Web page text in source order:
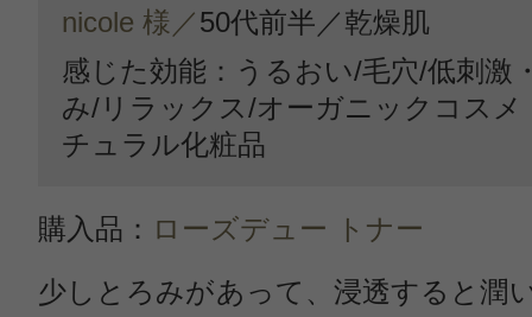
nicole 様／50代前半／乾燥肌
感じた効能：うるおい/毛穴/低刺激
み/リラックス/オーガニックコスメ
チュラル化粧品
購入品： ローズデュー トナー
少しとろみがあって、浸透すると潤